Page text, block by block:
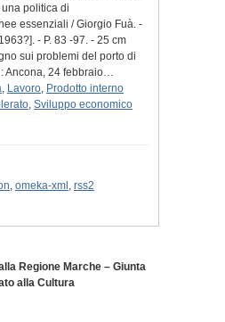
politica di
essenziali / Giorgio Fuà. -
- P. 83 -97. - 25 cm
sui problemi del porto di
Ancona, 24 febbraio…
, Lavoro, Prodotto interno
, Sviluppo economico
, omeka-xml , rss2
Regione Marche – Giunta
alla Cultura